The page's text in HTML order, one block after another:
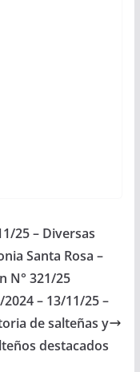
25 – Diversas
Santa Rosa –
N° 321/25
– 13/11/25 –
de salteñas y
destacados